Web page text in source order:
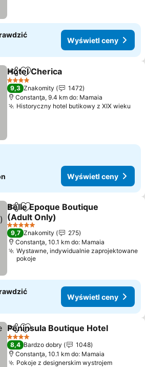
Wyświetl ceny
Udostępnij
Dodaj do ulubionych
Hotel Cherica
4 Kategoria
9,3 Znakomity
1472
Constanţa, 9.4 km do: Mamaia
Historyczny hotel butikowy z XIX wieku
Wyświetl ceny
Udostępnij
Dodaj do ulubionych
Belle Epoque Boutique
(Adult Only)
5 Kategoria
9,7 Znakomity
275
Constanţa, 10.1 km do: Mamaia
Wystawne, indywidualnie zaprojektowane
pokoje
Wyświetl ceny
Udostępnij
Dodaj do ulubionych
Peninsula Boutique Hotel
4 Kategoria
8,4 Bardzo dobry
1048
Constanţa, 10.1 km do: Mamaia
Pokoje z designerskim wystrojem